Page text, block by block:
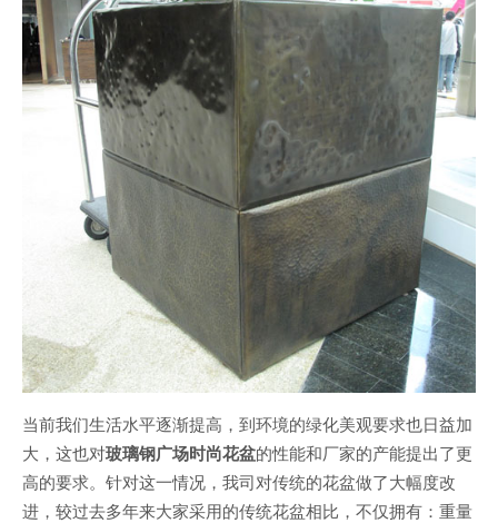
当前我们生活水平逐渐提高，到环境的绿化美观要求也日益加
大，这也对玻璃钢广场时尚花盆的性能和厂家的产能提出了更
高的要求。针对这一情况，我司对传统的花盆做了大幅度改
进，较过去多年来大家采用的传统花盆相比，不仅拥有：重量